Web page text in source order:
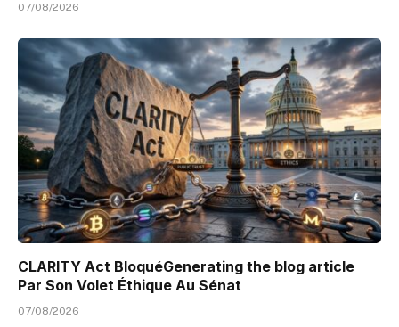
07/08/2026
CLARITY Act BloquéGenerating the blog article
Par Son Volet Éthique Au Sénat
07/08/2026